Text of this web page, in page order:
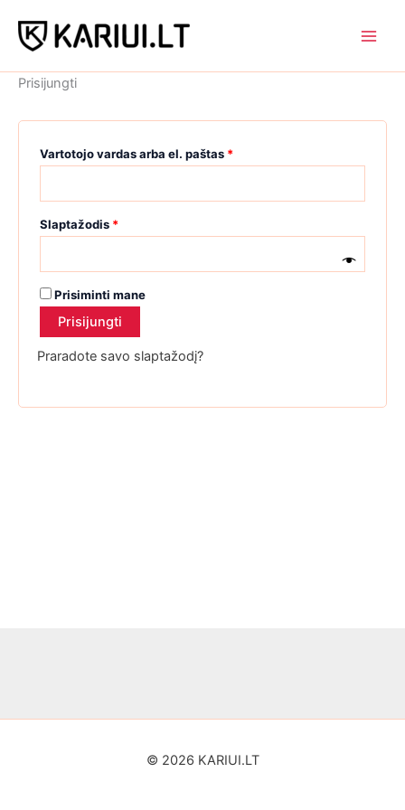
prie
turinio
Prisijungti
Vartotojo vardas arba el. paštas *Privalomas
Slaptažodis *Privalomas
Prisiminti mane
Prisijungti
Praradote savo slaptažodį?
© 2026 KARIUI.LT